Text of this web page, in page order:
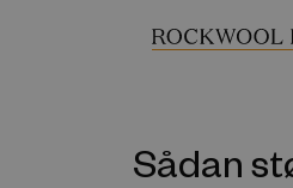
Sådan